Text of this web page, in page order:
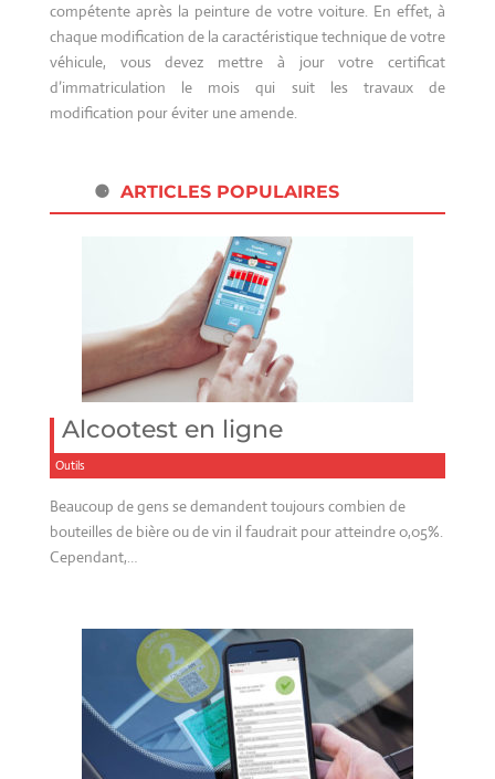
compétente après la peinture de votre voiture. En effet, à
chaque modification de la caractéristique technique de votre
véhicule, vous devez mettre à jour votre certificat
d’immatriculation le mois qui suit les travaux de
modification pour éviter une amende.
ARTICLES POPULAIRES
Alcootest en ligne
Outils
Beaucoup de gens se demandent toujours combien de
bouteilles de bière ou de vin il faudrait pour atteindre 0,05%.
Cependant,…